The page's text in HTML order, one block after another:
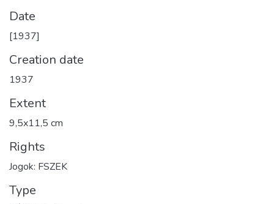
Date
[1937]
Creation date
1937
Extent
9,5x11,5 cm
Rights
Jogok: FSZEK
Type